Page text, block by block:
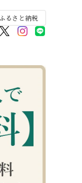
るさと納税